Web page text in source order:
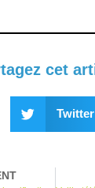
cet
Twitter